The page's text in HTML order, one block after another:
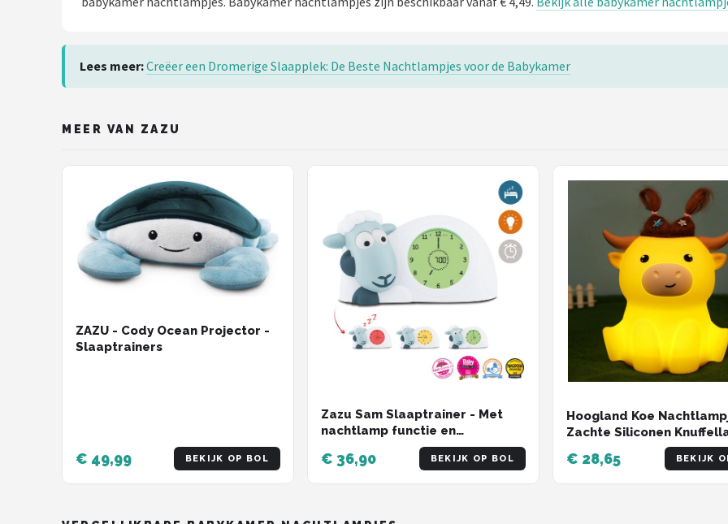
Lees meer:Creëer een Dromerige Slaapplek: De Beste Nachtlampjes voor de Babykamer
MEER VAN ZAZU
ZAZU - Cody Ocean Projector -
Slaaptrainers
€ 49,99 BEKIJK OP BOL
Zazu Sam Slaaptrainer - Met
nachtlamp functie en
slaaptimers - Blauw / Wit
€ 36,90 BEKIJK OP BOL
Hoogland Koe
Zachte Siliconen
voor Kinderen, Dimbaar
Timer & Oplaadbaar,
voor Baby's Jongens &
€ 28,65 BEKIJK